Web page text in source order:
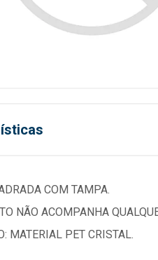
COM TAMPA.
NÃO ACOMPANHA
MATERIAL PET CRISTAL.